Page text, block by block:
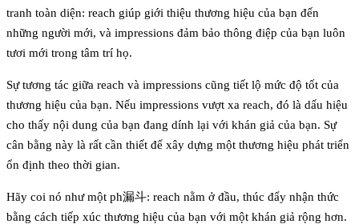
tranh toàn diện: reach giúp giới thiệu thương hiệu của bạn đến
những người mới, và impressions đảm bảo thông điệp của bạn luôn
tươi mới trong tâm trí họ.
Sự tương tác giữa reach và impressions cũng tiết lộ mức độ tốt của
thương hiệu của bạn. Nếu impressions vượt xa reach, đó là dấu hiệu
cho thấy nội dung của bạn đang dính lại với khán giả của bạn. Sự
cân bằng này là rất cần thiết để xây dựng một thương hiệu phát triển
ổn định theo thời gian.
Hãy coi nó như một ph漏斗: reach nằm ở đầu, thúc đẩy nhận thức
bằng cách tiếp xúc thương hiệu của bạn với một khán giả rộng hơn.